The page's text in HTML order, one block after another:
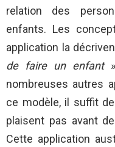
relation des
enfants. Les
application la
de faire un enfant
nombreuses autres
ce modèle, il suffit
plaisent pas avant
Cette application